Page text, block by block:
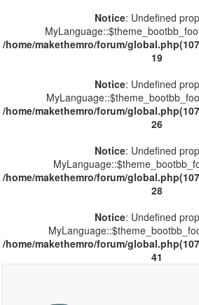
Notice: Undefined
/home/makethemro/forum/
19
Notice: Undefined
/home/makethemro/forum/
26
Notice: Undefined
/home/makethemro/forum/
28
Notice: Undefined
/home/makethemro/forum/
41